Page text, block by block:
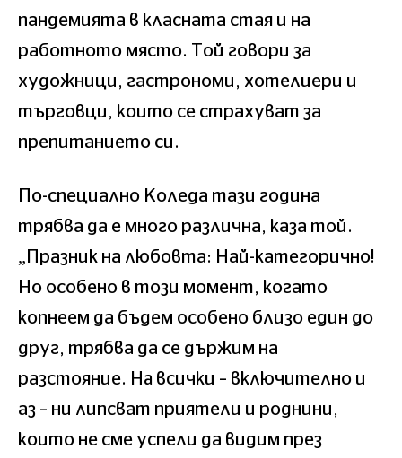
пандемията в класната стая и на
работното място. Той говори за
художници, гастрономи, хотелиери и
търговци, които се страхуват за
препитанието си.
По-специално Коледа тази година
трябва да е много различна, каза той.
„Празник на любовта: Най-категорично!
Но особено в този момент, когато
копнеем да бъдем особено близо един до
друг, трябва да се държим на
разстояние. Нa всички – включително и
аз – ни липсват приятели и роднини,
които не сме успели да видим през